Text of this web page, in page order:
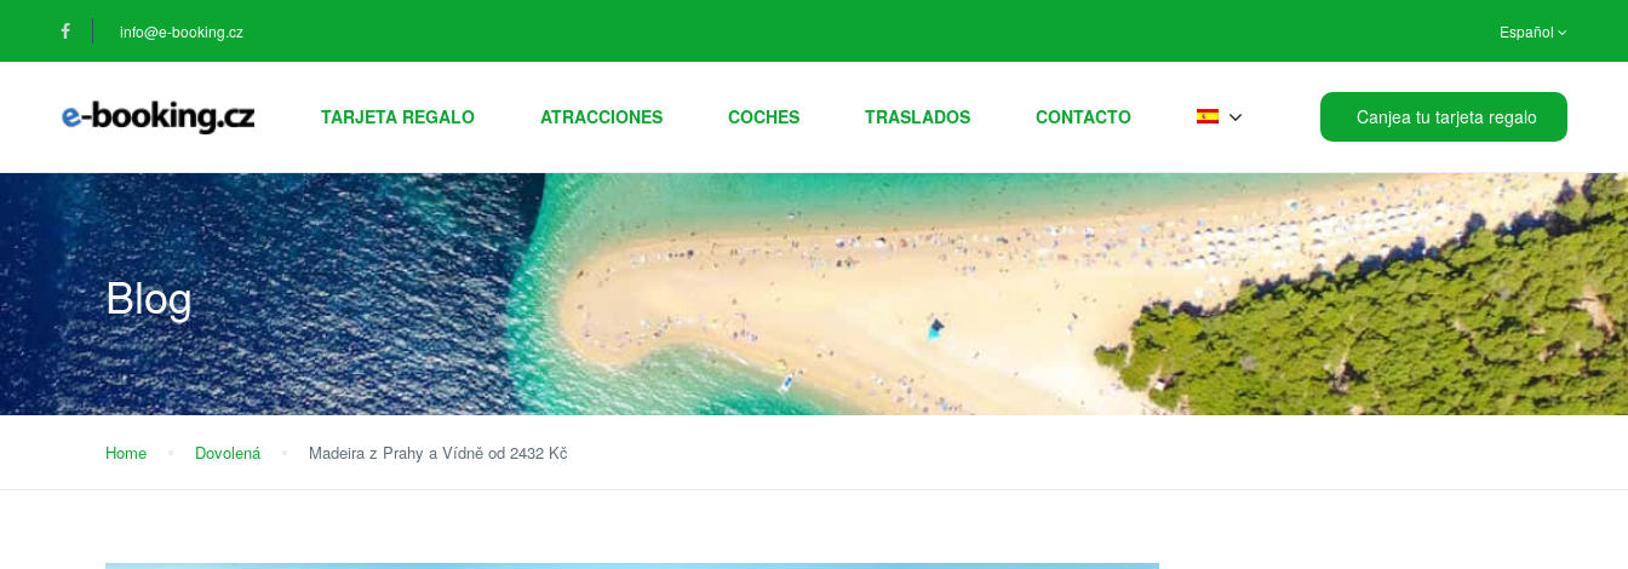
info@e-booking.cz Español
TARJETA REGALO ATRACCIONES COCHES TRASLADOS CONTACTO Canjea tu tarjeta regalo
Blog
Home Dovolená Madeira z Prahy a Vídně od 2432 Kč